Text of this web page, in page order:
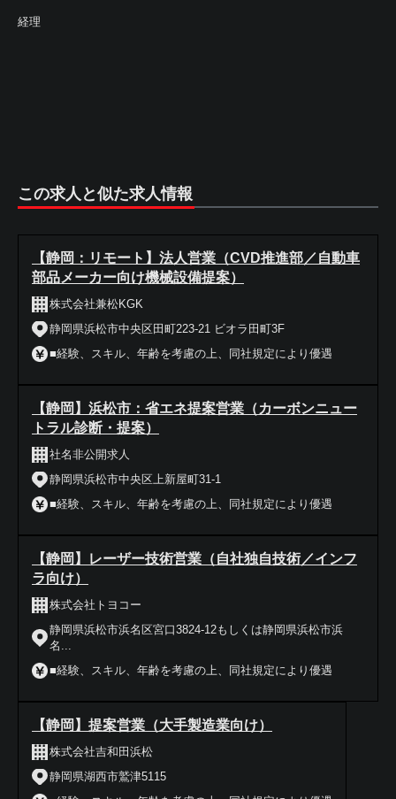
経理
この求人と似た求人情報
【静岡：リモート】法人営業（CVD推進部／自動車
部品メーカー向け機械設備提案）
株式会社兼松KGK
静岡県浜松市中央区田町223-21 ビオラ田町3F
■経験、スキル、年齢を考慮の上、同社規定により優遇
【静岡】浜松市：省エネ提案営業（カーボンニュー
トラル診断・提案）
社名非公開求人
静岡県浜松市中央区上新屋町31-1
■経験、スキル、年齢を考慮の上、同社規定により優遇
【静岡】レーザー技術営業（自社独自技術／インフ
ラ向け）
株式会社トヨコー
静岡県浜松市浜名区宮口3824-12もしくは静岡県浜松市浜
名...
■経験、スキル、年齢を考慮の上、同社規定により優遇
【静岡】提案営業（大手製造業向け）
株式会社吉和田浜松
静岡県湖西市鷲津5115